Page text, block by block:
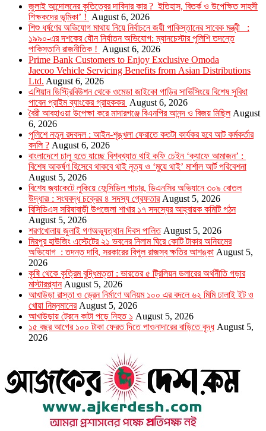
জুলাই আন্দোলনের কৃতিত্বের দাবিদার কার ? ইতিহাস, বিতর্ক ও উপেক্ষিত সাহসী
শিক্ষকদের ভূমিকা’ ! August 6, 2026
শিশু ধর্ষণের অভিযোগ মাথায় নিয়ে নির্বাচনে জয়ী পাকিস্তানের সাবেক মন্ত্রী :
১৯৯০-এর দশকের যৌন নির্যাতন অভিযোগ: ম্যানচেস্টার পুলিশি তদন্তে
পাকিস্তানি রাজনীতিক ! August 6, 2026
Prime Bank Customers to Enjoy Exclusive Omoda
Jaecoo Vehicle Servicing Benefits from Asian Distributions
Ltd. August 6, 2026
এশিয়ান ডিস্ট্রিবিউশন থেকে ওমেডা জাইকো গাড়ির সার্ভিসিংয়ে বিশেষ সুবিধা
পাবেন প্রাইম ব্যাংকের গ্রাহককর August 6, 2026
বৈরী আবহাওয়া উপেক্ষা করে মাদারগঞ্জে বিএনপির আনন্দ ও বিজয় মিছিল August
6, 2026
পুলিশে নতুন রদবদল : আইন-শৃঙ্খলা ফেরাতে কতটা কার্যকর হবে আট কর্মকর্তার
বদলি ? August 6, 2026
​​বাংলাদেশে চালু হতে যাচ্ছে বিশ্বখ্যাত থাই কফি চেইন ‘ক্যাফে আমাজন’ :
বিশেষ আকর্ষণ হিসেবে থাকবে থাই নৃত্য ও ‘মুয়ে থাই’ মার্শাল আর্ট পরিবেশনা
August 5, 2026
বিশেষ জ্যাকেটে লুকিয়ে ফেন্সিডিল পাচার, ডিএনসির অভিযানে ৩০৯ বোতল
উদ্ধার৷ : সংঘবদ্ধ চক্রের ৪ সদস্য গ্রেফতার August 5, 2026
বিসিডিএস সরিষাবাড়ী উপজেলা শাখার ১৭ সদস্যের আহ্বায়ক কমিটি গঠন
August 5, 2026
শরণখোলায় জুলাই গণঅভ্যুত্থান দিবস পালিত August 5, 2026
মিরপুর হাউজিং এস্টেটের ২১ ভবনের নিলাম ঘিরে কোটি টাকার অনিয়মের
অভিযোগ : তদন্ত দাবি, সরকারের বিপুল রাজস্ব ক্ষতির আশঙ্কা August 5,
2026
কৃষি থেকে কৃত্রিম বুদ্ধিমত্তা : ভারতের ৫ ট্রিলিয়ন ডলারের অর্থনীতি গড়ার
মাস্টারপ্ল্যান August 5, 2026
আখাউড়া রাস্তা ও ড্রেন নির্মাণে অনিয়ম ১০০ এর বদলে ৬২ মিমি ঢালাই ইট ও
খোয়া নিম্নমানের August 5, 2026
আখাউড়ায় ট্রেনে কাটা পড়ে নিহত ১ August 5, 2026
১৫ বছর আগের ১০০ টাকা ফেরত দিতে পাওনাদারের বাড়িতে বৃদ্ধ August 5,
2026